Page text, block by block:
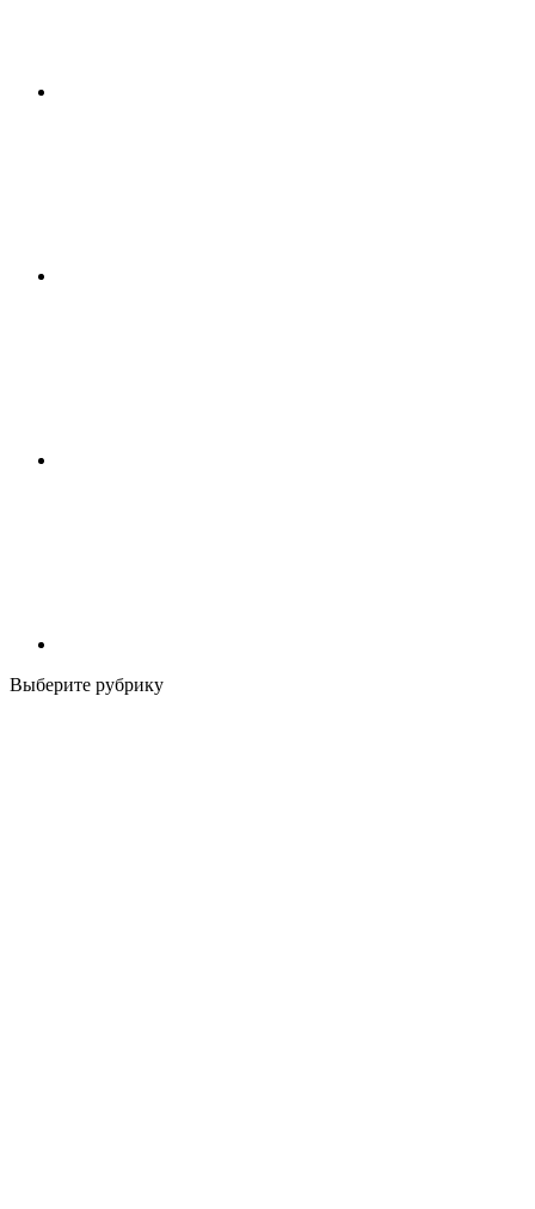
Выберите рубрику